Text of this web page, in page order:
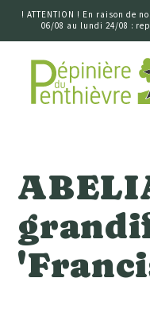
! ATTENTION ! En raison de
06/08 au lundi 24/08 :
Accueil